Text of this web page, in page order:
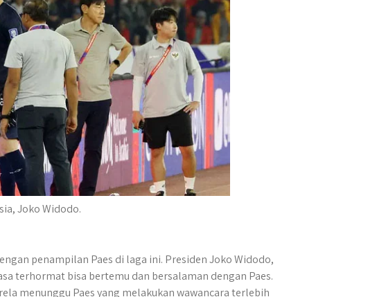
Joko Widodo.
penampilan Paes di laga ini. Presiden Joko Widodo,
terhormat bisa bertemu dan bersalaman dengan Paes.
menunggu Paes yang melakukan wawancara terlebih